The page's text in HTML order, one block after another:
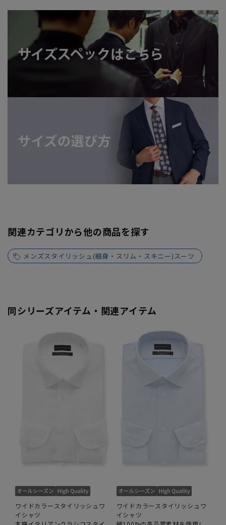
関連カテゴリから他の商品を探す
メンズスタイリッシュ(細身・スリム・スキニー)スーツ
同シリーズアイテム・関連アイテム
ワイドカラースタイリッシュワ
イシャツ
ワイドカラースタイリッシュワ
イシャツ